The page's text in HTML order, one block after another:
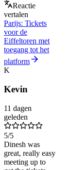
Reactie
vertalen
Parijs: Tickets
voor de
Eiffeltoren met
toegang tot het
platform
K
Kevin
11 dagen
geleden
5/5
Dinesh was
great, really easy
meeting up to